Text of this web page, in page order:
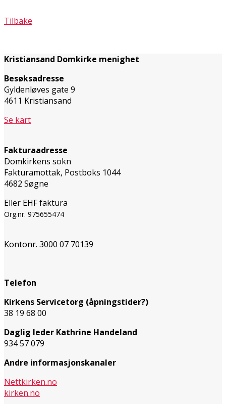
Tilbake
Kristiansand Domkirke menighet
Besøksadresse
Gyldenløves gate 9
4611 Kristiansand
Se kart
Fakturaadresse
Domkirkens sokn
Fakturamottak, Postboks 1044
4682 Søgne
Eller EHF faktura
Org.nr. 975655474
Kontonr. 3000 07 70139
Telefon
Kirkens Servicetorg (åpningstider?)
38 19 68 00
Daglig leder Kathrine Handeland
934 57 079
Andre informasjonskanaler
Nettkirken.no
kirken.no